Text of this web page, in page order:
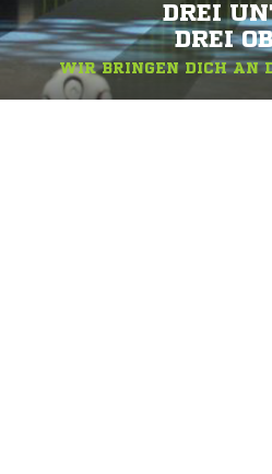
DREI
DREI
WIR BRINGEN DICH AN